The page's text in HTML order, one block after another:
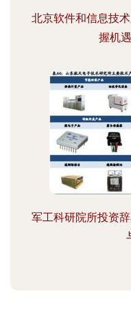
北京软件和信息技
握机
军工科研院所投资